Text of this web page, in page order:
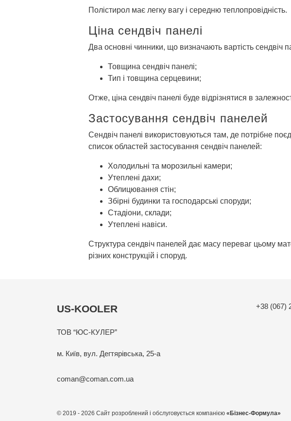
Полістирол має легку вагу і середню теплопровідність.
Ціна сендвіч панелі
Два основні чинники, що визначають вартість сендвіч
Товщина сендвіч панелі;
Тип і товщина серцевини;
Отже, ціна сендвіч панелі буде відрізнятися в
Застосування сендвіч панелей
Сендвіч панелі використовуються там, де потрібне
список областей застосування сендвіч панелей:
Холодильні та морозильні камери;
Утеплені дахи;
Облицювання стін;
Збірні будинки та господарські споруди;
Стадіони, склади;
Утеплені навіси.
Структура сендвіч панелей дає масу переваг цьому
різних конструкцій і споруд.
US-KOOLER
ТОВ “ЮС-КУЛЕР”
м. Київ, вул. Дегтярівська, 25-а
coman@coman.com.ua
+38 (067)
© 2019 - 2026 Сайт розроблений і обслуговується компанією «Бізнес-Формула»